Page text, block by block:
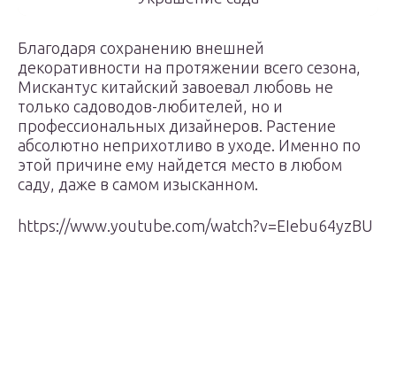
Благодаря сохранению внешней
декоративности на протяжении всего сезона,
Мискантус китайский завоевал любовь не
только садоводов-любителей, но и
профессиональных дизайнеров. Растение
абсолютно неприхотливо в уходе. Именно по
этой причине ему найдется место в любом
саду, даже в самом изысканном.
https://www.youtube.com/watch?v=EIebu64yzBU